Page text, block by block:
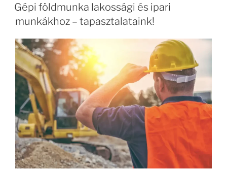
Gépi földmunka lakossági és ipari
munkákhoz – tapasztalataink!